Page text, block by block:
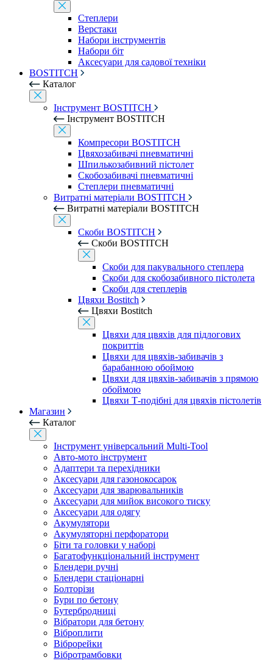
Степлери
Верстаки
Набори інструментів
Набори біт
Аксесуари для садової техніки
BOSTITCH
Каталог
Інструмент BOSTITCH
Інструмент BOSTITCH
Компресори BOSTITCH
Цвяхозабивачі пневматичні
Шпилькозабивний пістолет
Скобозабивачі пневматичні
Степлери пневматичні
Витратні матеріали BOSTITCH
Витратні матеріали BOSTITCH
Скоби BOSTITCH
Скоби BOSTITCH
Скоби для пакувального степлера
Скоби для скобозабивного пістолета
Скоби для степлерів
Цвяхи Bostitch
Цвяхи Bostitch
Цвяхи для цвяхів для підлогових
покриттів
Цвяхи для цвяхів-забивачів з
барабанною обоймою
Цвяхи для цвяхів-забивачів з прямою
обоймою
Цвяхи Т-подібні для цвяхів пістолетів
Магазин
Каталог
Інструмент універсальний Multi-Tool
Авто-мото інструмент
Адаптери та перехідники
Аксесуари для газонокосарок
Аксесуари для зварювальників
Аксесуари для мийок високого тиску
Аксесуари для одягу
Акумулятори
Акумуляторні перфоратори
Біти та головки у наборі
Багатофункціональний інструмент
Блендери ручні
Блендери стаціонарні
Болторізи
Бури по бетону
Бутербродниці
Вібратори для бетону
Віброплити
Віброрейки
Вібротрамбовки